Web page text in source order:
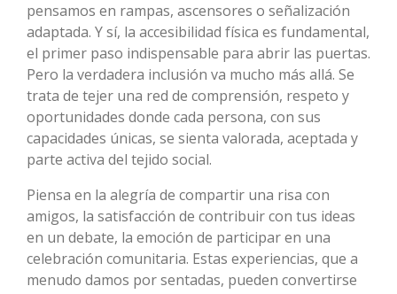
pensamos en rampas, ascensores o señalización
adaptada. Y sí, la accesibilidad física es fundamental,
el primer paso indispensable para abrir las puertas.
Pero la verdadera inclusión va mucho más allá. Se
trata de tejer una red de comprensión, respeto y
oportunidades donde cada persona, con sus
capacidades únicas, se sienta valorada, aceptada y
parte activa del tejido social.
Piensa en la alegría de compartir una risa con
amigos, la satisfacción de contribuir con tus ideas
en un debate, la emoción de participar en una
celebración comunitaria. Estas experiencias, que a
menudo damos por sentadas, pueden convertirse